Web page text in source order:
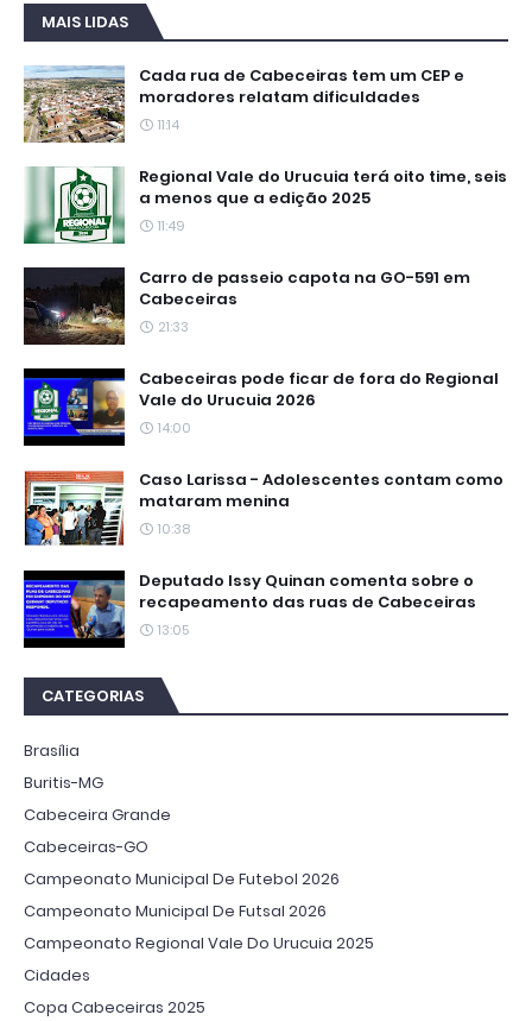
MAIS LIDAS
Cada rua de Cabeceiras tem um CEP e
moradores relatam dificuldades
11:14
Regional Vale do Urucuia terá oito time, seis
a menos que a edição 2025
11:49
Carro de passeio capota na GO-591 em
Cabeceiras
21:33
Cabeceiras pode ficar de fora do Regional
Vale do Urucuia 2026
14:00
Caso Larissa - Adolescentes contam como
mataram menina
10:38
Deputado Issy Quinan comenta sobre o
recapeamento das ruas de Cabeceiras
13:05
CATEGORIAS
Brasília
Buritis-MG
Cabeceira Grande
Cabeceiras-GO
Campeonato Municipal De Futebol 2026
Campeonato Municipal De Futsal 2026
Campeonato Regional Vale Do Urucuia 2025
Cidades
Copa Cabeceiras 2025